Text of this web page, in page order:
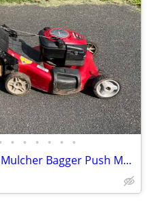
• • • • • •
Craftsman 21” Self Propelled Mulcher Bagger Push Mower RWD